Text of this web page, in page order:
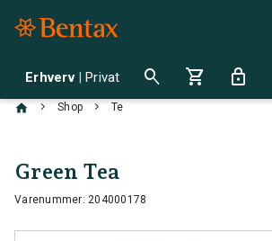
Erhverv | Privat search shopping_cart lock
chevron_right Shop chevron_right Te
Green Tea
Varenummer: 204000178